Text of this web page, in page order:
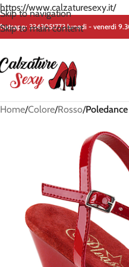
https://www.calzaturesexy.it/
Skip to navigation
Skip to main content
3343051773lunedi - venerdi
Home/Colore/Rosso/